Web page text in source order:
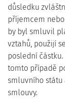
důsledku
příjemcem
by byl smluvil
vztahů, použijí
poslední
tomto případě
smluvního
smlouvy.